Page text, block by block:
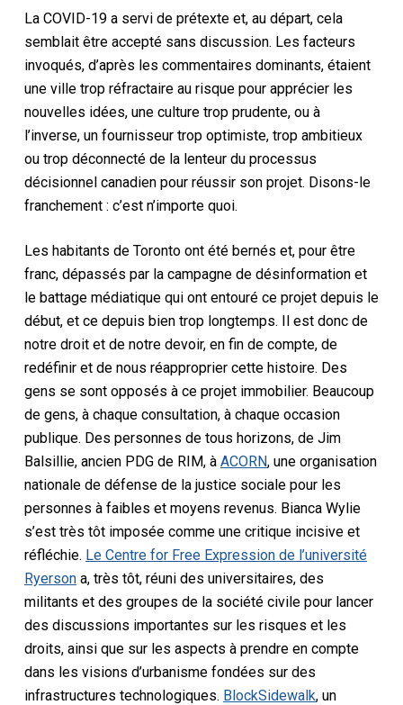
La COVID-19 a servi de prétexte et, au départ, cela
semblait être accepté sans discussion. Les facteurs
invoqués, d’après les commentaires dominants, étaient
une ville trop réfractaire au risque pour apprécier les
nouvelles idées, une culture trop prudente, ou à
l’inverse, un fournisseur trop optimiste, trop ambitieux
ou trop déconnecté de la lenteur du processus
décisionnel canadien pour réussir son projet. Disons-le
franchement : c’est n’importe quoi.
Les habitants de Toronto ont été bernés et, pour être
franc, dépassés par la campagne de désinformation et
le battage médiatique qui ont entouré ce projet depuis le
début, et ce depuis bien trop longtemps. Il est donc de
notre droit et de notre devoir, en fin de compte, de
redéfinir et de nous réapproprier cette histoire. Des
gens se sont opposés à ce projet immobilier. Beaucoup
de gens, à chaque consultation, à chaque occasion
publique. Des personnes de tous horizons, de Jim
Balsillie, ancien PDG de RIM, à ACORN, une organisation
nationale de défense de la justice sociale pour les
personnes à faibles et moyens revenus. Bianca Wylie
s’est très tôt imposée comme une critique incisive et
réfléchie. Le Centre for Free Expression de l’université
Ryersona, très tôt, réuni des universitaires, des
militants et des groupes de la société civile pour lancer
des discussions importantes sur les risques et les
droits, ainsi que sur les aspects à prendre en compte
dans les visions d’urbanisme fondées sur des
infrastructures technologiques. BlockSidewalk, un